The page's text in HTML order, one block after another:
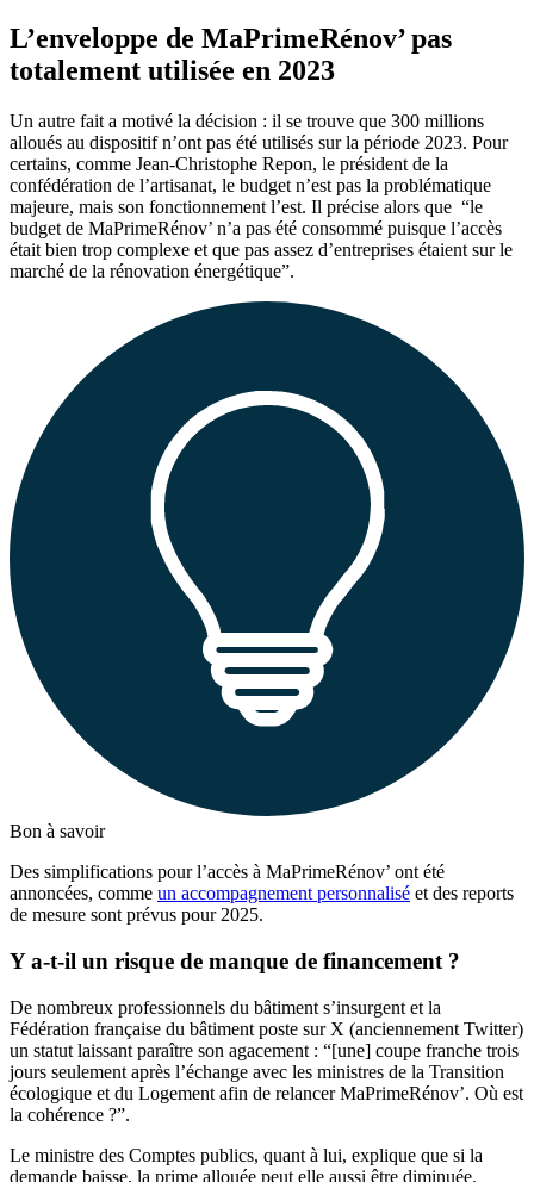
L’enveloppe de MaPrimeRénov’ pas
totalement utilisée en 2023
Un autre fait a motivé la décision : il se trouve que 300 millions
alloués au dispositif n’ont pas été utilisés sur la période 2023. Pour
certains, comme Jean-Christophe Repon, le président de la
confédération de l’artisanat, le budget n’est pas la problématique
majeure, mais son fonctionnement l’est. Il précise alors que “le
budget de MaPrimeRénov’ n’a pas été consommé puisque l’accès
était bien trop complexe et que pas assez d’entreprises étaient sur le
marché de la rénovation énergétique”.
Bon à savoir
Des simplifications pour l’accès à MaPrimeRénov’ ont été
annoncées, comme un accompagnement personnalisé et des reports
de mesure sont prévus pour 2025.
Y a-t-il un risque de manque de financement ?
De nombreux professionnels du bâtiment s’insurgent et la
Fédération française du bâtiment poste sur X (anciennement Twitter)
un statut laissant paraître son agacement : “[une] coupe franche trois
jours seulement après l’échange avec les ministres de la Transition
écologique et du Logement afin de relancer MaPrimeRénov’. Où est
la cohérence ?”.
Le ministre des Comptes publics, quant à lui, explique que si la
demande baisse, la prime allouée peut elle aussi être diminuée.